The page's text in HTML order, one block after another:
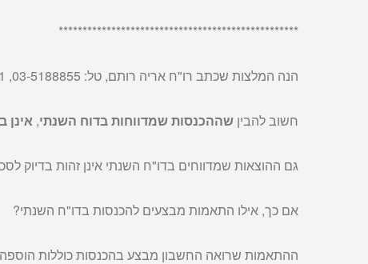
**************************************************
הנה המלצות שכתב רו"ח אריה רותם, טל: 03-5188855, 050-6416171
חשוב להבין שההכנסות שמדווחות בדוח השנתי, אינן
גם ההוצאות שמדווחים בדו"ח השנתי אינן זהות בדיוק
אם כך, אילו התאמות מבצעים להכנסות בדו"ח השנתי?
ההתאמות שרואה החשבון מבצע בהכנסות כוללות